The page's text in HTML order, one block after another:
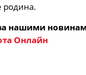
родина.
нашими
Онлайн